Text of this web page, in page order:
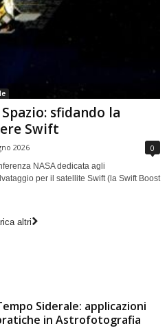
sfidando la
Swift
2026 0
NASA dedicata agli
per il satellite Swift (la Swift Boost
altri
Siderale: applicazioni
in Astrofotografia